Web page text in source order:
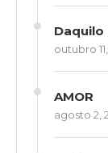
Daquilo
outubro
AMOR
agosto 2,